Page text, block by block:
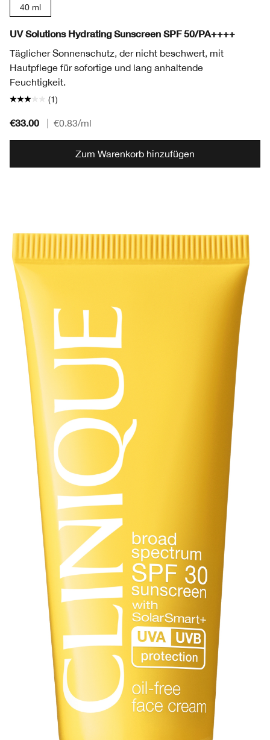
40 ml
UV Solutions Hydrating Sunscreen SPF 50/PA++++
Täglicher Sonnenschutz, der nicht beschwert, mit
Hautpflege für sofortige und lang anhaltende
Feuchtigkeit.
(1)
€33.00 €0.83/ml
Zum Warenkorb hinzufügen